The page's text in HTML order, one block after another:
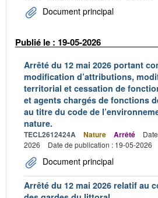
Document principal
Publié le : 19-05-2026
Arrêté du 12 mai 2026 portant
modification d’attributions,
territorial et cessation de
et agents chargés de fonctions
au titre du code de
nature.
TECL2612424A Nature Arrêté
2026
Date de publication : 19-05-2026
Document principal
Arrêté du 12 mai 2026 relatif au